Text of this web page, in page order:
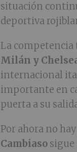
situación
deportiva
La
Milán y
internacional
importante en
puerta a su
Por ahora no
Cambiaso sigue